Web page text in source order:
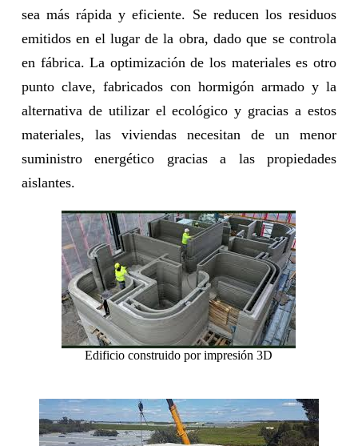
sea más rápida y eficiente. Se reducen los residuos
emitidos en el lugar de la obra, dado que se controla
en fábrica. La optimización de los materiales es otro
punto clave, fabricados con hormigón armado y la
alternativa de utilizar el ecológico y gracias a estos
materiales, las viviendas necesitan de un menor
suministro energético gracias a las propiedades
aislantes.
Edificio construido por impresión 3D